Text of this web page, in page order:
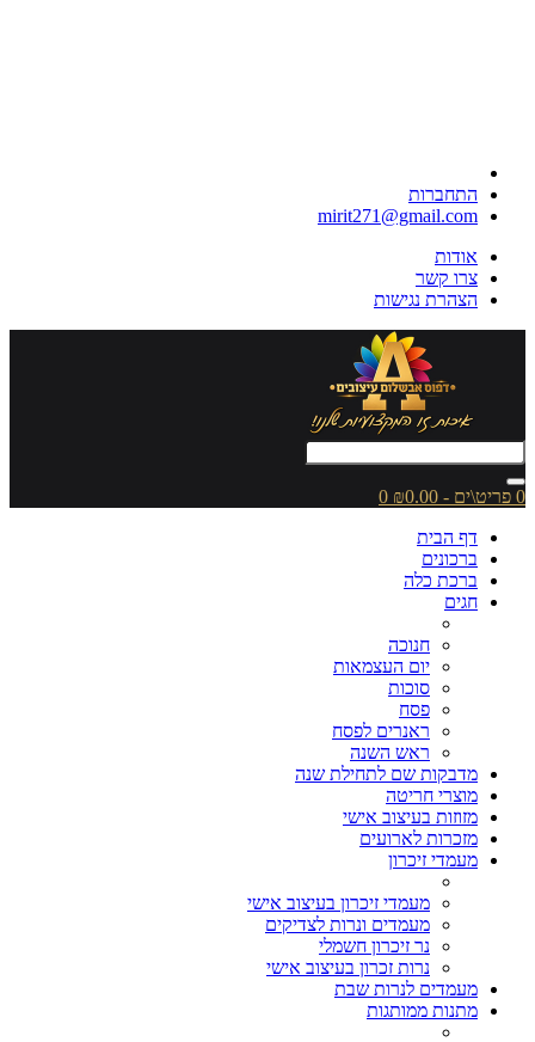
התחברות
mirit271@gmail.com
אודות
צרו קשר
הצהרת נגישות
0 פריט\ים - ₪0.00
0
דף הבית
ברכונים
ברכת כלה
חגים
חנוכה
יום העצמאות
סוכות
פסח
ראנרים לפסח
ראש השנה
מדבקות שם לתחילת שנה
מוצרי חריטה
מזוזות בעיצוב אישי
מזכרות לארועים
מעמדי זיכרון
מעמדי זיכרון בעיצוב אישי
מעמדים ונרות לצדיקים
נר זיכרון חשמלי
נרות זכרון בעיצוב אישי
מעמדים לנרות שבת
מתנות ממותגות